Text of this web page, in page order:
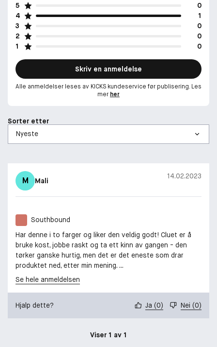
5
0
4
1
3
0
2
0
1
0
Skriv en anmeldelse
Alle anmeldelser leses av KICKS kundeservice før publisering. Les
mer her
Sorter etter
M Mali
14.02.2023
Southbound
Har denne i to farger og liker den veldig godt! Cluet er å
bruke kost, jobbe raskt og ta ett kinn av gangen - den
tørker ganske hurtig, men det er det eneste som drar
produktet ned, etter min mening. ...
Se hele anmeldelsen
Hjalp dette? Ja (0) Nei (0)
Viser 1 av 1